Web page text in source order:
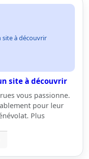
site à découvrir
site à découvrir
vous passionne.
pour leur
Plus